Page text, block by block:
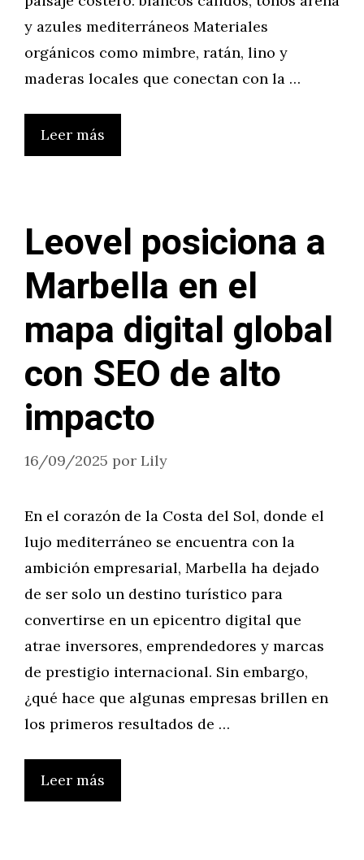
y azules mediterráneos Materiales
orgánicos como mimbre, ratán, lino y
maderas locales que conectan con la …
Leer más
Leovel posiciona a
Marbella en el
mapa digital global
con SEO de alto
impacto
16/09/2025 por Lily
En el corazón de la Costa del Sol, donde el
lujo mediterráneo se encuentra con la
ambición empresarial, Marbella ha dejado
de ser solo un destino turístico para
convertirse en un epicentro digital que
atrae inversores, emprendedores y marcas
de prestigio internacional. Sin embargo,
¿qué hace que algunas empresas brillen en
los primeros resultados de …
Leer más